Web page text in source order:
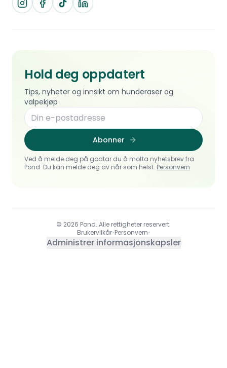
Hold deg oppdatert
Tips, nyheter og innsikt om hunderaser og
valpekjøp
Abonner
Ved å melde deg på godtar du å motta nyhetsbrev fra
Pond. Du kan melde deg av når som helst. Personvern
© 2026 Pond. Alle rettigheter reservert.
Brukervilkår•Personvern•
Administrer informasjonskapsler